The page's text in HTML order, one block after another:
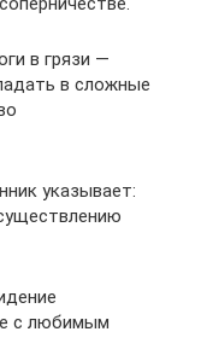
в грязи —
в сложные
указывает:
с любимым